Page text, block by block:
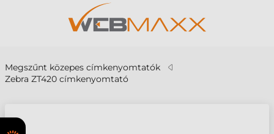
Megszűnt közepes címkenyomtatók
Zebra ZT420 címkenyomtató